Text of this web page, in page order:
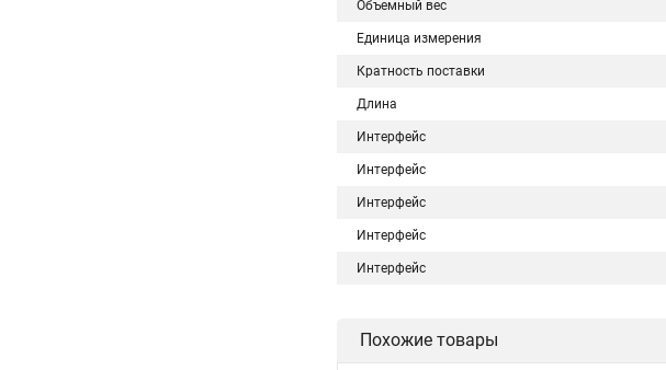
Объемный вес
Единица измерения
Кратность поставки
Длина
Интерфейс
Интерфейс
Интерфейс
Интерфейс
Интерфейс
Похожие товары